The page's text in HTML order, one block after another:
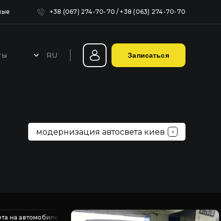
+38 (067) 274-70-70 / +38 (063) 274-70-70
RU Записаться
модернизация автосвета киев
фар киев удаление помутнения фар
на автомобиле ремонт трещин фар автомобиля ремонт